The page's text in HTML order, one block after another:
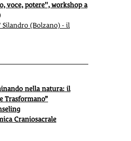
voce, potere", workshop a
Silandro (Bolzano) - il
nella natura: il
Trasformano”
Craniosacrale